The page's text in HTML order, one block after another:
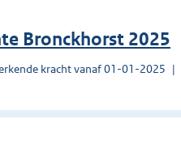
Bronckhorst 2025
kracht vanaf 01-01-2025